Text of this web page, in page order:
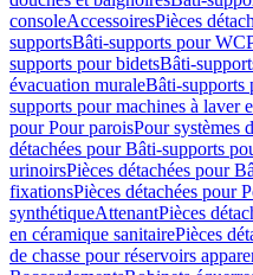
consoleAccessoiresPièces
supportsBâti-supports pour WC
supports pour bidetsBâti-
évacuation muraleBâti-supports
supports pour machines à laver
pour Pour paroisPour systèmes
détachées pour Bâti-supports
urinoirsPièces détachées pour
fixationsPièces détachées pour
synthétiqueAttenantPièces
en céramique sanitairePièces
de chasse pour réservoirs